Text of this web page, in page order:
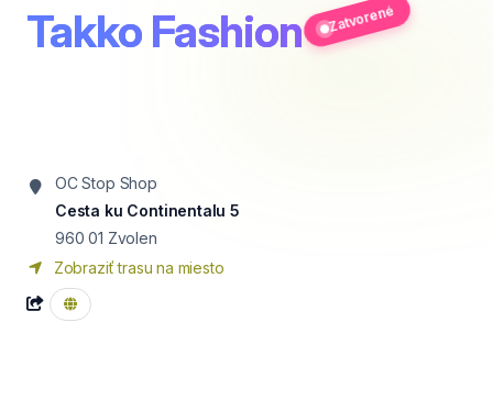
Takko Fashion Zatvorené
OC Stop Shop
Cesta ku Continentalu 5
960 01 Zvolen
Zobraziť trasu na miesto